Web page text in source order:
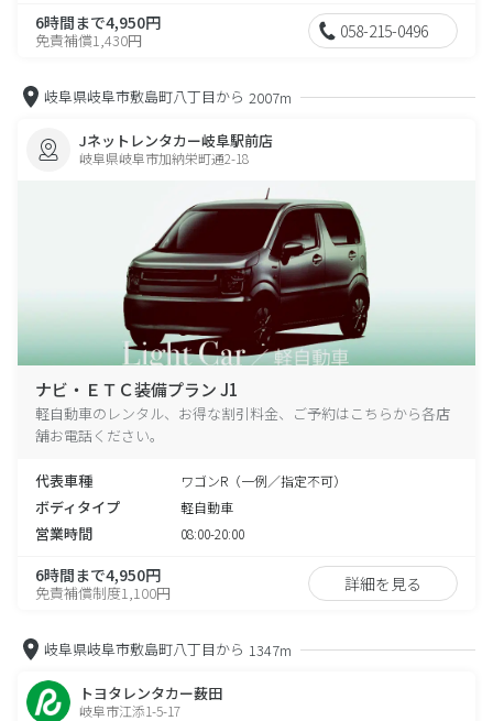
6時間まで4,950円
免責補償1,430円 058-215-0496
岐阜県岐阜市敷島町八丁目から 2007m
Jネットレンタカー岐阜駅前店
岐阜県岐阜市加納栄町通2-18
ナビ・ＥＴＣ装備プラン J1
軽自動車のレンタル、お得な割引料金、ご予約はこちらから各店
舗お電話ください。
代表車種 ワゴンR（一例／指定不可）
ボディタイプ 軽自動車
営業時間 08:00-20:00
6時間まで4,950円
免責補償制度1,100円 詳細を見る
岐阜県岐阜市敷島町八丁目から 1347m
トヨタレンタカー薮田
岐阜市江添1-5-17